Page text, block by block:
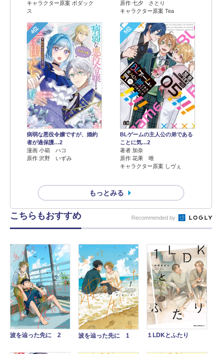
キャラクター原案 ボダック
ス
原作 七夕 さとり
キャラクター原案 Tea
4位
病弱な悪役令嬢ですが、婚約
者が過保護…2
漫画 小箱 ハコ
原作 沢野 いずみ
5位
BLゲームの主人公の弟である
ことに気…2
著者 加奈
原作 花果 唯
キャラクター原案 しヴぇ
もっとみる
こちらもおすすめ Recommended by
波を辿った先に 2 波を辿った先に 1 １LDKとふたり